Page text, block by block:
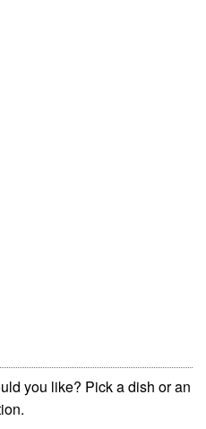
you like? Pick a dish or an